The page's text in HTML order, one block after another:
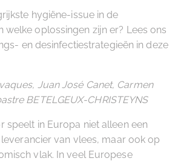
hygiëne-issue in de
welke oplossingen zijn er? Lees ons
en desinfectiestrategieën in deze
Juan José Canet, Carmen
BETELGEUX-CHRISTEYNS
speelt in Europa niet alleen een
van vlees, maar ook op
vlak. In veel Europese